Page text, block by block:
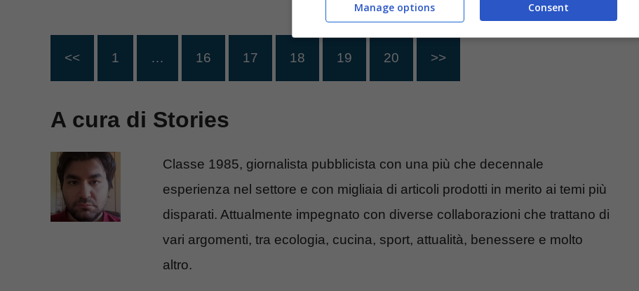
<< 1 … 16 17 18 19 20 >>
A cura di Stories
Classe 1985, giornalista pubblicista con una più che decennale
esperienza nel settore e con migliaia di articoli prodotti in merito ai temi più
disparati. Attualmente impegnato con diverse collaborazioni che trattano di
vari argomenti, tra ecologia, cucina, sport, attualità, benessere e molto
altro.
Consent
Manage options